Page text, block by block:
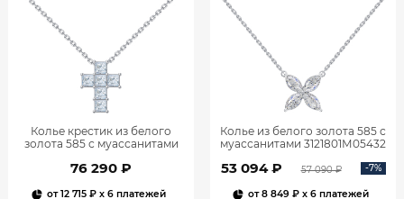
Колье крестик из белого
золота 585 с муассанитами
76 290 ₽
от12 715 ₽ x 6 платежей
Колье из белого золота 585 с
муассанитами 3121801М05432
53 094 ₽ 57 090 ₽ -7%
от8 849 ₽ x 6 платежей